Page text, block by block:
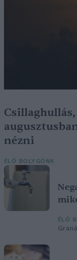
nézni
ÉLŐ BOLYGÓNK
ÉLŐ